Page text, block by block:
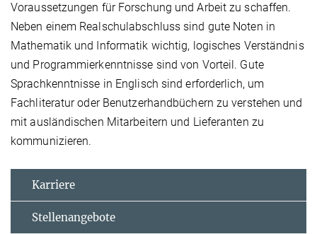
Voraussetzungen für Forschung und Arbeit zu schaffen.
Neben einem Realschulabschluss sind gute Noten in
Mathematik und Informatik wichtig, logisches Verständnis
und Programmierkenntnisse sind von Vorteil. Gute
Sprachkenntnisse in Englisch sind erforderlich, um
Fachliteratur oder Benutzerhandbüchern zu verstehen und
mit ausländischen Mitarbeitern und Lieferanten zu
kommunizieren.
Karriere
Stellenangebote